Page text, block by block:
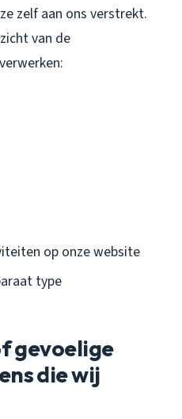
zelf aan ons verstrekt.
van de
op onze website
type
gevoelige
die wij